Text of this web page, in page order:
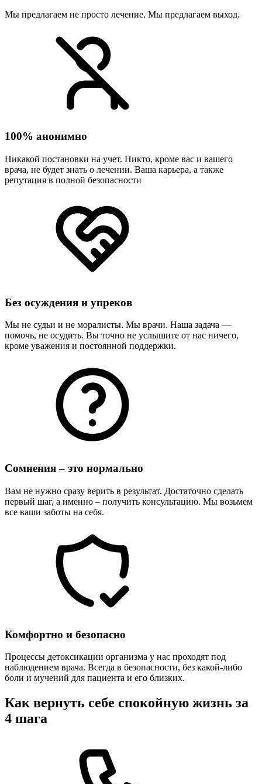
Мы предлагаем не просто лечение. Мы предлагаем выход.
100% анонимно
Никакой постановки на учет. Никто, кроме вас и вашего
врача, не будет знать о лечении. Ваша карьера, а также
репутация в полной безопасности
Без осуждения и упреков
Мы не судьи и не моралисты. Мы врачи. Наша задача —
помочь, не осудить. Вы точно не услышите от нас ничего,
кроме уважения и постоянной поддержки.
Сомнения – это нормально
Вам не нужно сразу верить в результат. Достаточно сделать
первый шаг, а именно – получить консультацию. Мы возьмем
все ваши заботы на себя.
Комфортно и безопасно
Процессы детоксикации организма у нас проходят под
наблюдением врача. Всегда в безопасности, без какой-либо
боли и мучений для пациента и его близких.
Как вернуть себе спокойную жизнь за
4 шага